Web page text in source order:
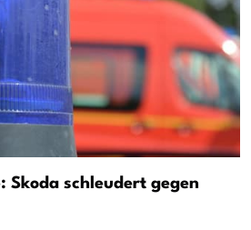
Skoda schleudert gegen